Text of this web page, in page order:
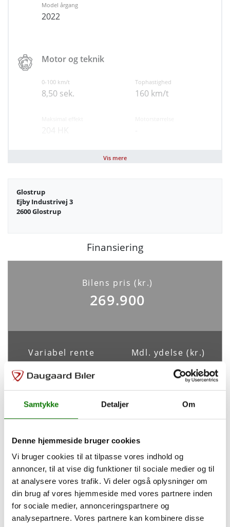
Samtykke Detaljer Om
Denne hjemmeside bruger cookies
Vi bruger cookies til at tilpasse vores indhold og
annoncer, til at vise dig funktioner til sociale medier og til
at analysere vores trafik. Vi deler også oplysninger om
din brug af vores hjemmeside med vores partnere inden
for sociale medier, annonceringspartnere og
analysepartnere. Vores partnere kan kombinere disse
LED kørelys
Auto hold
Automatisk nødbremsesystem
Model årgang
2022
Motor og teknik
0-100 km/t
8,50 sek.
Tophastighed
160 km/t
Antal cylindre
0
Elektriske egenskaber
Elektrisk rækkevidde
50,00 kW 11,00 kW
Ladetid *
1 t. 41 m. 0 g/km
* Dette er en teoretisk udregning af ladetiden ved maksimal
forskellige udendørstemperaturer, batteriets stand samt faktorer
for den specifikke bilmodels ladesystem.
Sikkerhed og komfort
ABS
Ja
Antal Airbags
-
Vis mere
Glostrup
Ejby Industrivej 3
2600 Glostrup
Finansiering
Bilens pris (kr.)
269.900
Variabel rente
3,99%
Mdl. ydelse (kr.)
3.764
Tilpas din finansiering
Udbetaling 53.980
Løbetid 72måneder
Saml. kreditbeløb
215.920 kr.